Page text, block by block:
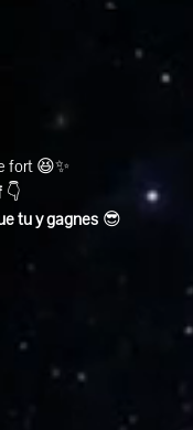
fort 😆✨
👇
tu y gagnes 😎